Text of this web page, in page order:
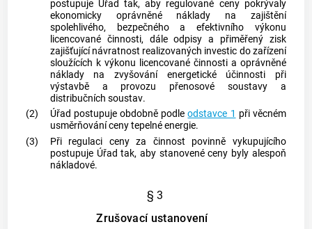
postupuje Úřad tak, aby regulované ceny pokrývaly
ekonomicky oprávněné náklady na zajištění
spolehlivého, bezpečného a efektivního výkonu
licencované činnosti, dále odpisy a přiměřený zisk
zajišťující návratnost realizovaných investic do zařízení
sloužících k výkonu licencované činnosti a oprávněné
náklady na zvyšování energetické účinnosti při
výstavbě a provozu přenosové soustavy a
distribučních soustav.
(2)
Úřad postupuje obdobně podleodstavce 1 při věcném
usměrňování ceny tepelné energie.
(3)
Při regulaci ceny za činnost povinně vykupujícího
postupuje Úřad tak, aby stanovené ceny byly alespoň
nákladové.
§ 3
Zrušovací ustanovení